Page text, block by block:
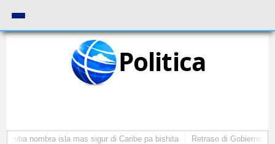
Politica
nombra isla mas sigur di Caribe pa bishita Retraso di Gobierno ta